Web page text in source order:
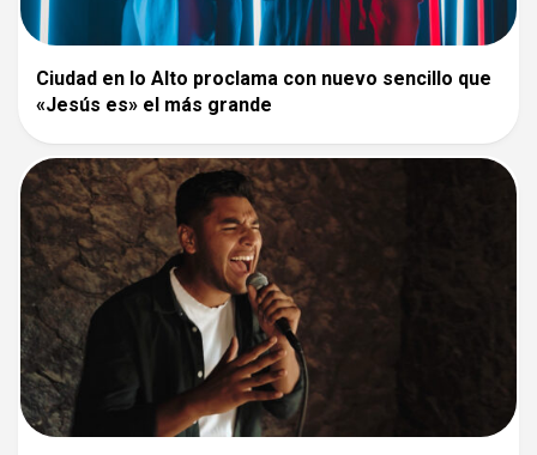
Ciudad en lo Alto proclama con nuevo sencillo que
«Jesús es» el más grande